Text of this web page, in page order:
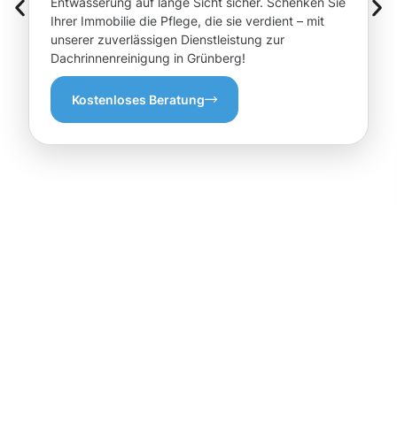
Ihrer Immobilie die Pflege, die sie verdient – mit
unserer zuverlässigen Dienstleistung zur
Dachrinnenreinigung in Grünberg!
Kostenloses Beratung